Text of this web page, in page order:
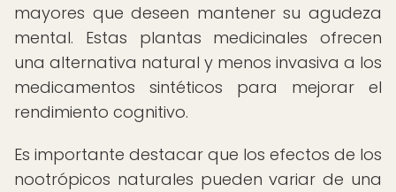
mayores que deseen mantener su agudeza
mental. Estas plantas medicinales ofrecen
una alternativa natural y menos invasiva a los
medicamentos sintéticos para mejorar el
rendimiento cognitivo.
Es importante destacar que los efectos de los
nootrópicos naturales pueden variar de una